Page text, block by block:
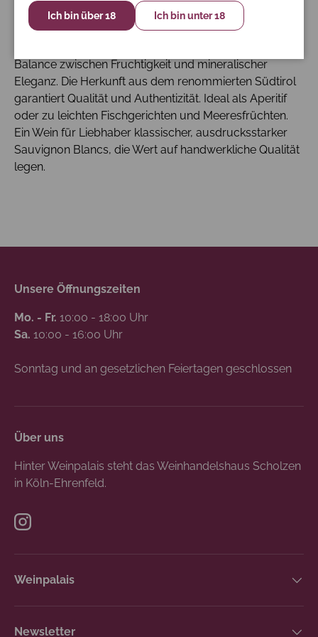
Blancs ist. Mit seiner hellen Farbe und den
charakteristischen Noten von Zitrusfrüchten und
Balance zwischen Fruchtigkeit und mineralischer
Eleganz. Die Herkunft aus dem renommierten Südtirol
garantiert Qualität und Authentizität. Ideal als Aperitif
oder zu leichten Fischgerichten und Meeresfrüchten.
Ein Wein für Liebhaber klassischer, ausdrucksstarker
Sauvignon Blancs, die Wert auf handwerkliche Qualität
legen.
Ich bin über 18 Ich bin unter 18
Unsere Öffnungszeiten
Mo. - Fr. 10:00 - 18:00 Uhr
Sa. 10:00 - 16:00 Uhr
Sonntag und an gesetzlichen Feiertagen geschlossen
Über uns
Hinter Weinpalais steht das Weinhandelshaus Scholzen
in Köln-Ehrenfeld.
Instagram
Weinpalais
Newsletter